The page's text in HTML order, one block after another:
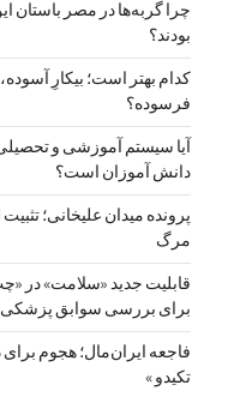
چرا گربه‌ها در مصر باستان
بودند؟
کدام بهتر است؛ بیکارِ
فرسوده؟
آیا سیستم آموزشی و
دانش آموزان است؟
پرونده میدان علیخانی؛ تثبیت
مرگ
قابلیت جدید «سلامت» در
برای بررسی سوابق پزشکی
فاجعه ایران‌مال؛ هجوم برای
تکیدو »